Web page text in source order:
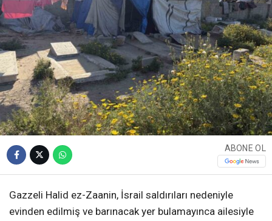
ABONE OL
Gazzeli Halid ez-Zaanin, İsrail saldırıları nedeniyle
evinden edilmiş ve barınacak yer bulamayınca ailesiyle